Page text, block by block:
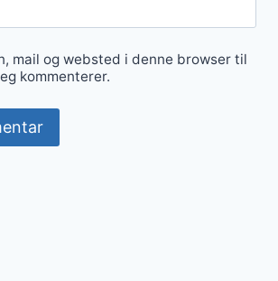
mail og websted i denne browser til
kommenterer.